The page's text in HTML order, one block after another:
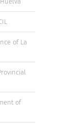
of La
of